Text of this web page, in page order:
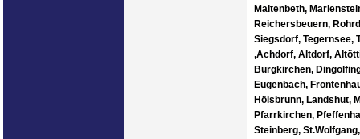
Maitenbeth,
Reichersbeuern,
Siegsdorf, Tegernsee,
,Achdorf, Altdorf,
Burgkirchen,
Eugenbach,
Hölsbrunn, Landshut,
Pfarrkirchen,
Steinberg,